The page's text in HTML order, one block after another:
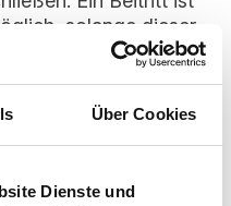
Über Cookies
Dienste und
solange dieser
ist.
um Ihre
noch kein